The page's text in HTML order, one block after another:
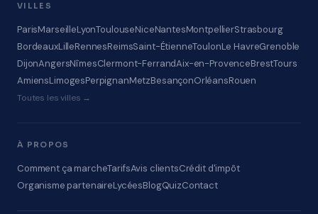
VILLES
ParisMarseilleLyonToulouseNiceNantesMontpellierStrasbourg
BordeauxLilleRennesReimsSaint-ÉtienneToulonLe HavreGrenoble
DijonAngersNîmesClermont-FerrandAix-en-ProvenceBrestTours
AmiensLimogesPerpignanMetzBesançonOrléansRouen
Toutes les villes →
À PROPOS
Comment ça marcheTarifsAvis clientsCrédit d'impôt
Organisme partenaireLycéesBlogQuizContact